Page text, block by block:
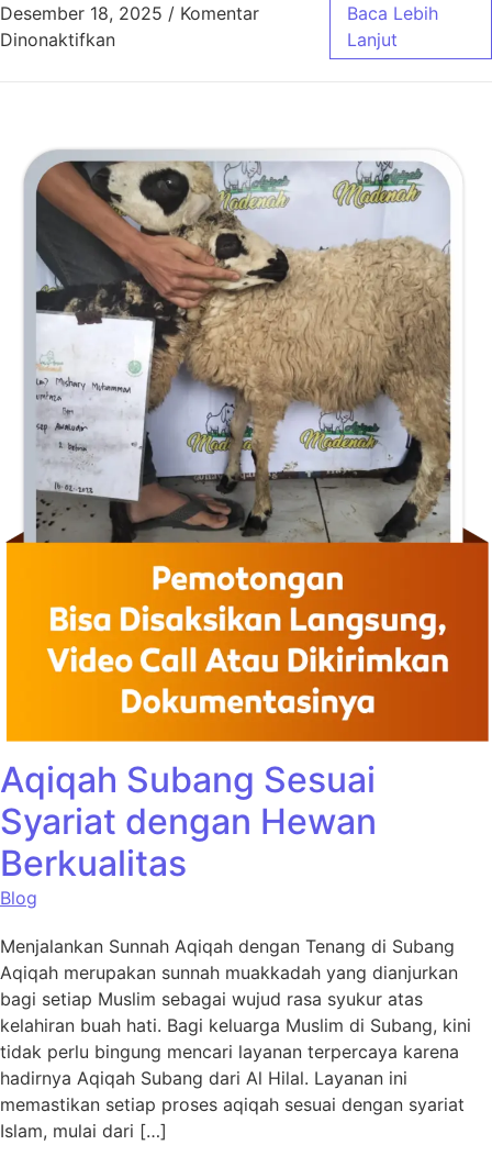
Desember 18, 2025 / Komentar
Dinonaktifkanpada 5 Aqiqah Bandung Pilihan Terbaik
Baca Lebih
Lanjut
Aqiqah Subang Sesuai
Syariat dengan Hewan
Berkualitas
Blog
Menjalankan Sunnah Aqiqah dengan Tenang di Subang
Aqiqah merupakan sunnah muakkadah yang dianjurkan
bagi setiap Muslim sebagai wujud rasa syukur atas
kelahiran buah hati. Bagi keluarga Muslim di Subang, kini
tidak perlu bingung mencari layanan terpercaya karena
hadirnya Aqiqah Subang dari Al Hilal. Layanan ini
memastikan setiap proses aqiqah sesuai dengan syariat
Islam, mulai dari […]